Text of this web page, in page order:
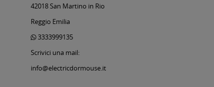
42018 San Martino in Rio
Reggio Emilia
3333999135
Scrivici una mail:
info@electricdormouse.it